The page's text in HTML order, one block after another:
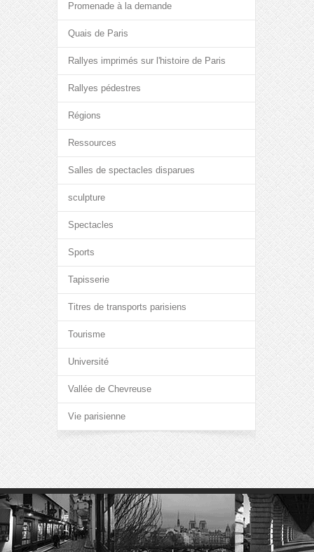
Promenade à la demande
Quais de Paris
Rallyes imprimés sur l'histoire de Paris
Rallyes pédestres
Régions
Ressources
Salles de spectacles disparues
sculpture
Spectacles
Sports
Tapisserie
Titres de transports parisiens
Tourisme
Université
Vallée de Chevreuse
Vie parisienne